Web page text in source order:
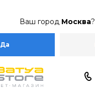
Ваш город Москва?
Да